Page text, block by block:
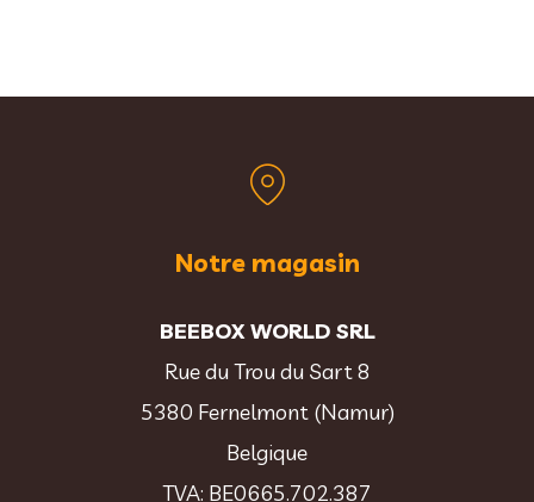
Notre magasin
BEEBOX WORLD SRL
Rue du Trou du Sart 8
5380 Fernelmont (Namur)
Belgique
TVA: BE0665.702.387